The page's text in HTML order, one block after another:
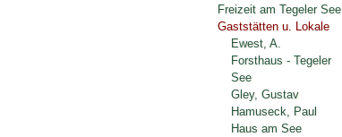
Freizeit am Tegeler See
Gaststätten u. Lokale
Ewest, A.
Forsthaus - Tegeler
See
Gley, Gustav
Hamuseck, Paul
Haus am See